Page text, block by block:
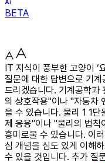
BETA
IT 지식이 풍부한 고양이 ‘
질문에 대한 답변으로 기
드리겠습니다. 기계공학과
의 상호작용"이나 "자동차
을 수 있습니다. 물리 1 1
제 응용"이나 "물리의 법칙
흥미로울 수 있습니다. 이
심 개념을 심도 있게 이해
수 있을 것입니다. 추가 질